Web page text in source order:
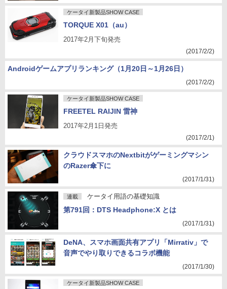
ケータイ新製品SHOW CASE
TORQUE X01（au）
2017年2月下旬発売
(2017/2/2)
Androidゲームアプリランキング（1月20日～1月26日）
(2017/2/2)
ケータイ新製品SHOW CASE
FREETEL RAIJIN 雷神
2017年2月1日発売
(2017/2/1)
クラウドスマホのNextbitがゲーミングマシン
のRazer傘下に
(2017/1/31)
連載 ケータイ用語の基礎知識
第791回：DTS Headphone:X とは
(2017/1/31)
DeNA、スマホ画面共有アプリ「Mirrativ」で
音声でやり取りできるコラボ機能
(2017/1/30)
ケータイ新製品SHOW CASE